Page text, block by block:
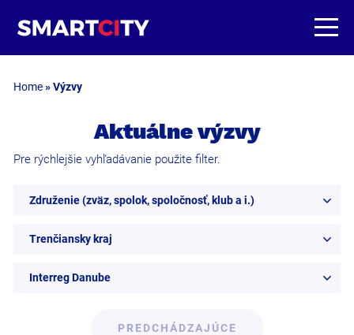
Home»Výzvy
Aktuálne výzvy
Pre rýchlejšie vyhľadávanie použite filter.
Združenie (zväz, spolok, spoločnosť, klub a i.)
Trenčiansky kraj
Interreg Danube
PREDCHÁDZAJÚCE